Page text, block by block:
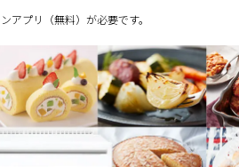
アプリ（無料）が必要です。